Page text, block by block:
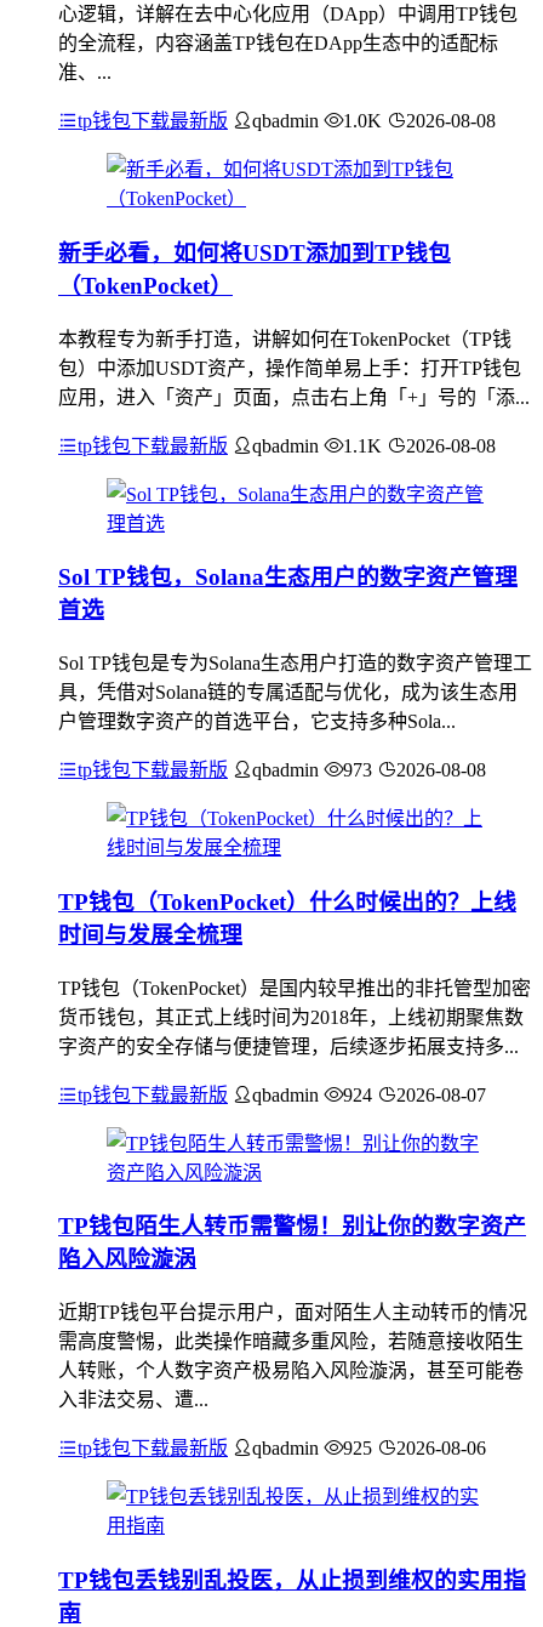
心逻辑，详解在去中心化应用（DApp）中调用TP钱包
的全流程，内容涵盖TP钱包在DApp生态中的适配标
准、...
tp钱包下载最新版 qbadmin 1.0K 2026-08-08
新手必看，如何将USDT添加到TP钱包
（TokenPocket）
本教程专为新手打造，讲解如何在TokenPocket（TP钱
包）中添加USDT资产，操作简单易上手：打开TP钱包
应用，进入「资产」页面，点击右上角「+」号的「添...
tp钱包下载最新版 qbadmin 1.1K 2026-08-08
Sol TP钱包，Solana生态用户的数字资产管理
首选
Sol TP钱包是专为Solana生态用户打造的数字资产管理工
具，凭借对Solana链的专属适配与优化，成为该生态用
户管理数字资产的首选平台，它支持多种Sola...
tp钱包下载最新版 qbadmin 973 2026-08-08
TP钱包（TokenPocket）什么时候出的？上线
时间与发展全梳理
TP钱包（TokenPocket）是国内较早推出的非托管型加密
货币钱包，其正式上线时间为2018年，上线初期聚焦数
字资产的安全存储与便捷管理，后续逐步拓展支持多...
tp钱包下载最新版 qbadmin 924 2026-08-07
TP钱包陌生人转币需警惕！别让你的数字资产
陷入风险漩涡
近期TP钱包平台提示用户，面对陌生人主动转币的情况
需高度警惕，此类操作暗藏多重风险，若随意接收陌生
人转账，个人数字资产极易陷入风险漩涡，甚至可能卷
入非法交易、遭...
tp钱包下载最新版 qbadmin 925 2026-08-06
TP钱包丢钱别乱投医，从止损到维权的实用指
南